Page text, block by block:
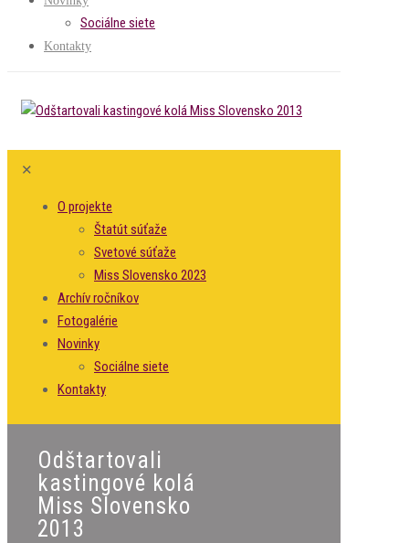
Sociálne siete
Kontakty
✕
O projekte
Štatút súťaže
Svetové súťaže
Miss Slovensko 2023
Archív ročníkov
Fotogalérie
Novinky
Sociálne siete
Kontakty
Odštartovali
kastingové kolá
Miss Slovensko
2013